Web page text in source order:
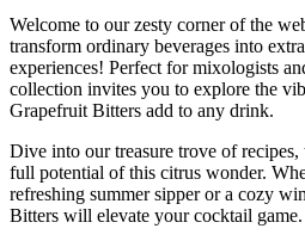
Welcome to our zesty corner of the
transform ordinary beverages into
experiences! Perfect for mixologists
collection invites you to explore the
Grapefruit Bitters add to any drink.
Dive into our treasure trove of
full potential of this citrus wonder.
refreshing summer sipper or a cozy
Bitters will elevate your cocktail game.